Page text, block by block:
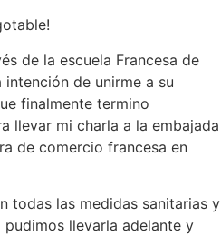
de la escuela Francesa de
de unirme a su
finalmente termino
llevar mi charla a la embajada
de comercio francesa en
todas las medidas sanitarias y
llevarla adelante y